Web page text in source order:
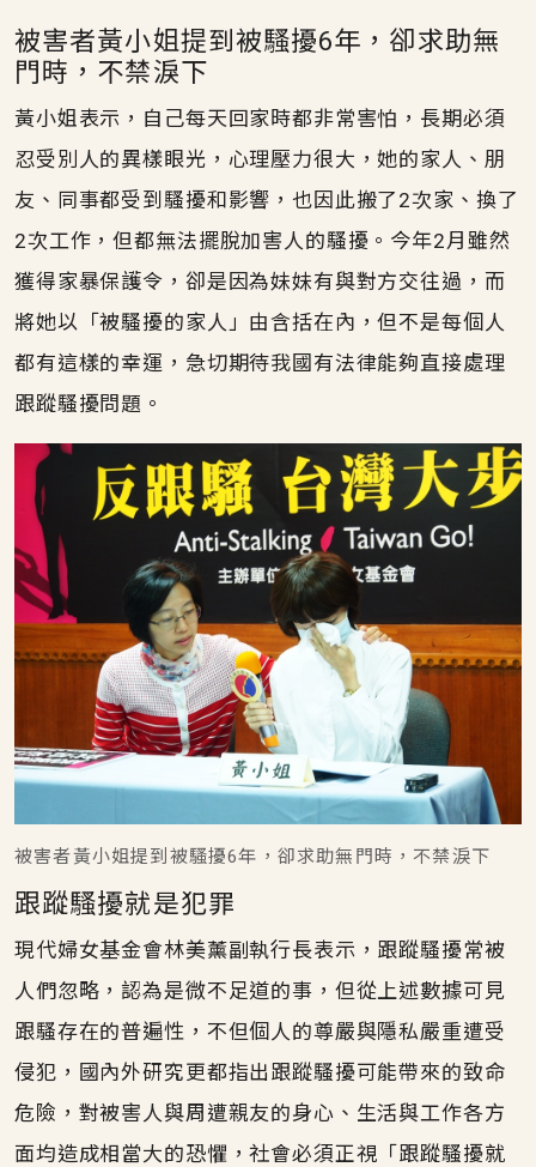
被害者黃小姐提到被騷擾6年，卻求助無
門時，不禁淚下
黃小姐表示，自己每天回家時都非常害怕，長期必須
忍受別人的異樣眼光，心理壓力很大，她的家人、朋
友、同事都受到騷擾和影響，也因此搬了2次家、換了
2次工作，但都無法擺脫加害人的騷擾。今年2月雖然
獲得家暴保護令，卻是因為妹妹有與對方交往過，而
將她以「被騷擾的家人」由含括在內，但不是每個人
都有這樣的幸運，急切期待我國有法律能夠直接處理
跟蹤騷擾問題。
被害者黃小姐提到被騷擾6年，卻求助無門時，不禁淚下
跟蹤騷擾就是犯罪
現代婦女基金會林美薰副執行長表示，跟蹤騷擾常被
人們忽略，認為是微不足道的事，但從上述數據可見
跟騷存在的普遍性，不但個人的尊嚴與隱私嚴重遭受
侵犯，國內外研究更都指出跟蹤騷擾可能帶來的致命
危險，對被害人與周遭親友的身心、生活與工作各方
面均造成相當大的恐懼，社會必須正視「跟蹤騷擾就